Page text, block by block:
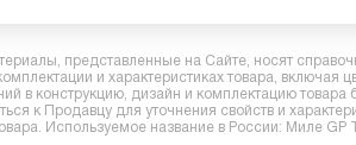
представленные на Сайте, носят
и характеристиках товара,
в конструкцию, дизайн и комплектацию
к Продавцу для уточнения свойств и
Используемое название в России: Миле GP